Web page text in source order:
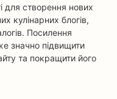
для створення нових
кулінарних блогів,
Посилення
значно підвищити
та покращити його